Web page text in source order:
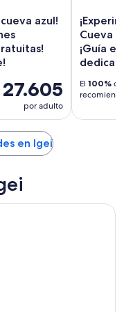
azul!
por adulto
Cueva
¡Guía
El 100%
en Igei